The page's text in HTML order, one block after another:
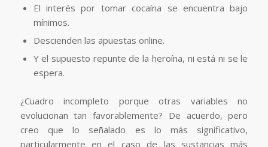
El interés por tomar cocaína se encuentra bajo
mínimos.
Descienden las apuestas online.
Y el supuesto repunte de la heroína, ni está ni se le
espera.
¿Cuadro incompleto porque otras variables no
evolucionan tan favorablemente? De acuerdo, pero
creo que lo señalado es lo más significativo,
particularmente en el caso de las sustancias más